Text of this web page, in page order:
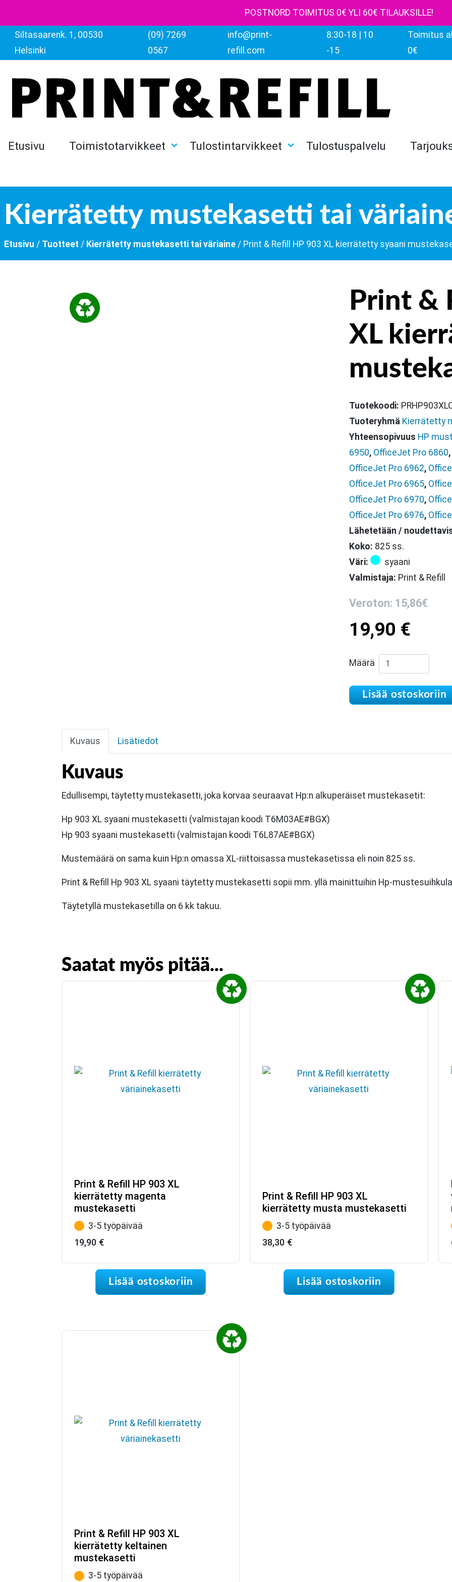
POSTNORD TOIMITUS 0€ YLI 60€ TILAUKSILLE!
Siltasaarenk. 1, 00530
Helsinki
(09) 7269
0567
info@print-
refill.com
8:30-18 | 10
-15
Toimitus
0€
Etusivu Toimistotarvikkeet Tulostintarvikkeet Tulostuspalvelu
Kierrätetty mustekasetti tai
Etusivu / Tuotteet / Kierrätetty mustekasetti tai väriaine / Print & Refill HP 903 XL kierrätetty syaani
Print &
XL
Tuotekoodi:
Tuoteryhmä Kierrätetty
Yhteensopivuus HP
6950, OfficeJet Pro 6860,
OfficeJet Pro 6962,
OfficeJet Pro 6965,
OfficeJet Pro 6970,
OfficeJet Pro 6976,
Lähetetään /
Koko: 825 ss.
Väri:
syaani
Valmistaja: Print & Refill
Veroton: 15,86€
19,90 €
Määrä Print & Refill HP
Lisää ostoskoriin
Kuvaus Lisätiedot
Kuvaus
Edullisempi, täytetty mustekasetti, joka korvaa seuraavat Hp:n alkuperäiset mustekasetit:
Hp 903 XL syaani mustekasetti (valmistajan koodi T6M03AE#BGX)
Hp 903 syaani mustekasetti (valmistajan koodi T6L87AE#BGX)
Mustemäärä on sama kuin Hp:n omassa XL-riittoisassa mustekasetissa eli noin 825 ss.
Print & Refill Hp 903 XL syaani täytetty mustekasetti sopii mm. yllä mainittuihin Hp-
Täytetyllä mustekasetilla on 6 kk takuu.
Saatat myös pitää...
Print & Refill HP 903 XL
kierrätetty magenta
mustekasetti
3-5 työpäivää
19,90 €
Lisää ostoskoriin
Print & Refill HP 903 XL
kierrätetty musta mustekasetti
3-5 työpäivää
38,30 €
Lisää ostoskoriin
Print & Refill HP 903 XL
kierrätetty keltainen
mustekasetti
3-5 työpäivää